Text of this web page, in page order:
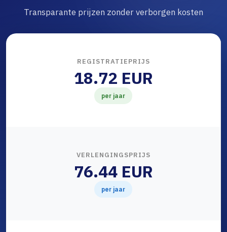
Transparante prijzen zonder verborgen kosten
REGISTRATIEPRIJS
18.72 EUR
per jaar
VERLENGINGSPRIJS
76.44 EUR
per jaar